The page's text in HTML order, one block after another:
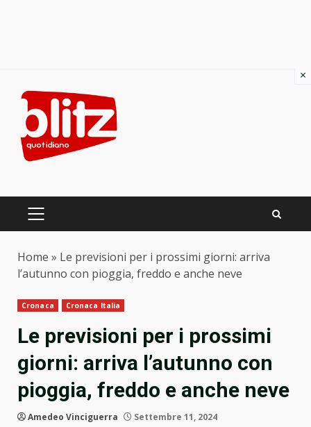
content
PRIMARY
Home » Le previsioni per i prossimi giorni: arriva
l’autunno con pioggia, freddo e anche neve
Cronaca Cronaca Italia
Le previsioni per i prossimi
giorni: arriva l’autunno con
pioggia, freddo e anche neve
Amedeo Vinciguerra Settembre 11, 2024
×